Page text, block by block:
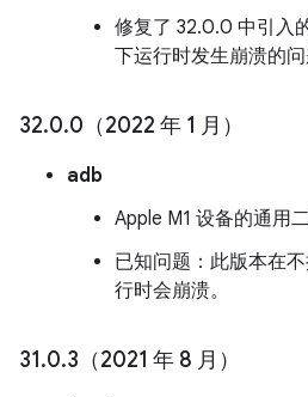
修复了 32.0.0 中引入
下运行时发生崩溃的问
32.0.0（2022 年 1 月）
adb
Apple M1 设备的通用
已知问题：此版本在
行时会崩溃。
31.0.3（2021 年 8 月）